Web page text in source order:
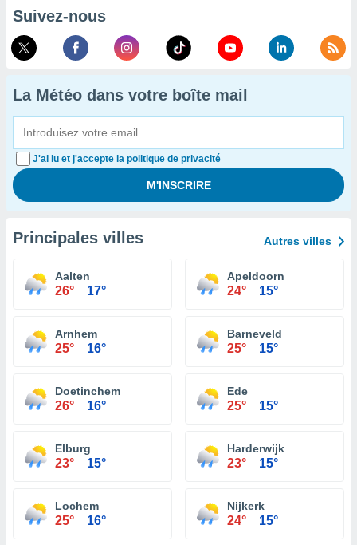
Suivez-nous
La Météo dans votre boîte mail
J'ai lu et j'accepte la politique de privacité
Principales villes Autres villes
Aalten
26° 17°
Apeldoorn
24° 15°
Arnhem
25° 16°
Barneveld
25° 15°
Doetinchem
26° 16°
Ede
25° 15°
Elburg
23° 15°
Harderwijk
23° 15°
Lochem
25° 16°
Nijkerk
24° 15°